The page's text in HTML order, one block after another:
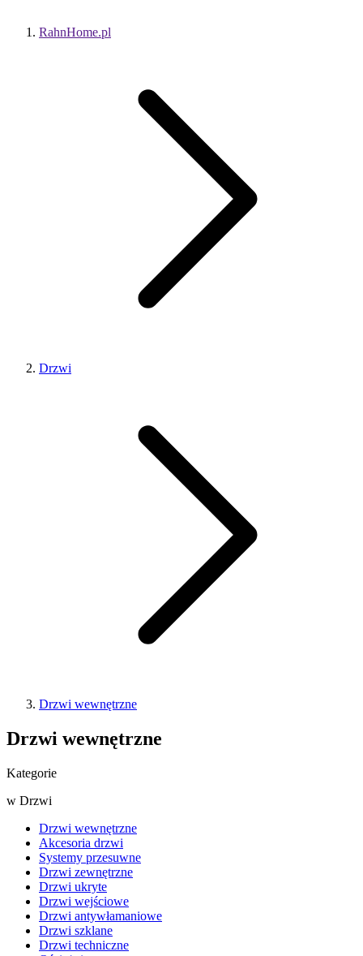
RahnHome.pl
Drzwi
Drzwi wewnętrzne
Drzwi wewnętrzne
Kategorie
w Drzwi
Drzwi wewnętrzne
Akcesoria drzwi
Systemy przesuwne
Drzwi zewnętrzne
Drzwi ukryte
Drzwi wejściowe
Drzwi antywłamaniowe
Drzwi szklane
Drzwi techniczne